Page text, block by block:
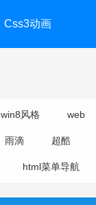
Css3动画
win8风格 web
雨滴 超酷
html菜单导航